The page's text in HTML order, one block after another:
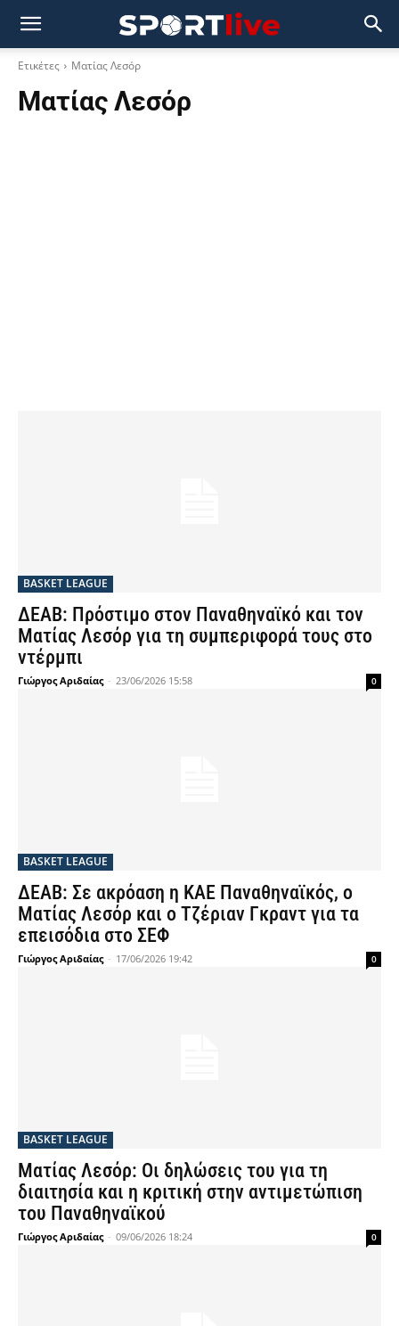
Ετικέτες Ματίας Λεσόρ
Ματίας Λεσόρ
BASKET LEAGUE
ΔΕΑΒ: Πρόστιμο στον Παναθηναϊκό και τον
Ματίας Λεσόρ για τη συμπεριφορά τους στο
ντέρμπι
Γιώργος Αριδαίας - 23/06/2026 15:58 0
BASKET LEAGUE
ΔΕΑΒ: Σε ακρόαση η ΚΑΕ Παναθηναϊκός, ο
Ματίας Λεσόρ και ο Τζέριαν Γκραντ για τα
επεισόδια στο ΣΕΦ
Γιώργος Αριδαίας - 17/06/2026 19:42 0
BASKET LEAGUE
Ματίας Λεσόρ: Οι δηλώσεις του για τη
διαιτησία και η κριτική στην αντιμετώπιση
του Παναθηναϊκού
Γιώργος Αριδαίας - 09/06/2026 18:24 0